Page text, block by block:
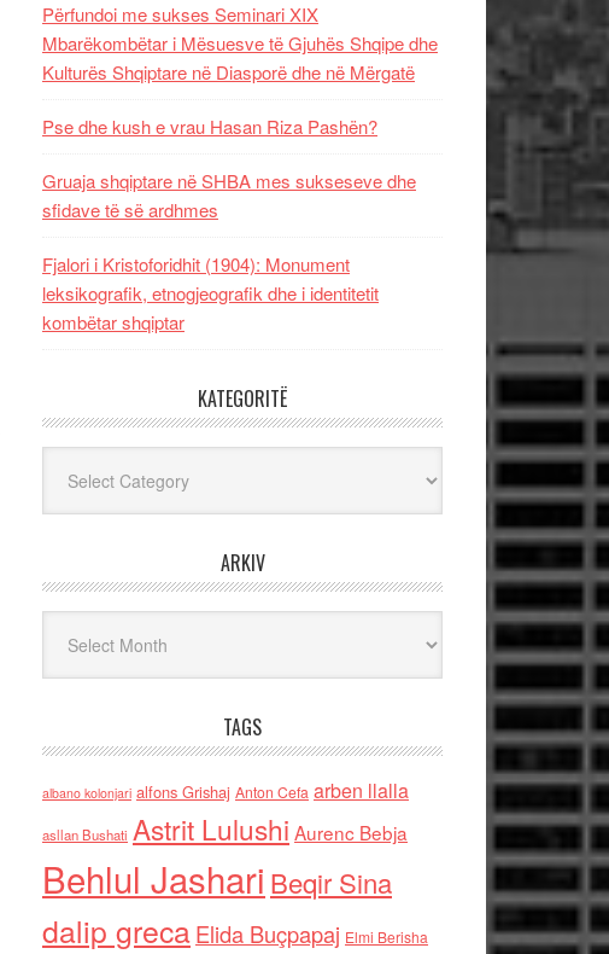
Përfundoi me sukses Seminari XIX
Mbarëkombëtar i Mësuesve të Gjuhës Shqipe dhe
Kulturës Shqiptare në Diasporë dhe në Mërgatë
Pse dhe kush e vrau Hasan Riza Pashën?
Gruaja shqiptare në SHBA mes sukseseve dhe
sfidave të së ardhmes
Fjalori i Kristoforidhit (1904): Monument
leksikografik, etnogjeografik dhe i identitetit
kombëtar shqiptar
KATEGORITË
ARKIV
TAGS
albano kolonjari alfons Grishaj Anton Cefa arben llalla
asllan Bushati Astrit Lulushi Aurenc Bebja
Behlul Jashari Beqir Sina
dalip grecaElida Buçpapaj Elmi Berisha